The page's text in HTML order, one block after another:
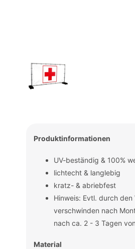
Produktinformationen
UV-beständig & 100%
lichtecht & langlebig
kratz- & abriebfest
Hinweis: Evtl. durch
verschwinden nach
nach ca. 2 - 3 Tagen
Material